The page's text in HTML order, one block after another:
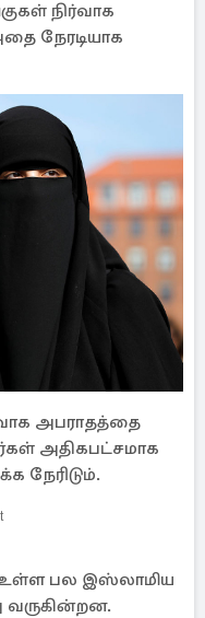
நிர்வாக
நேரடியாக
அபராதத்தை
அதிகபட்சமாக
நேரிடும்.
உள்ள பல இஸ்லாமிய
வருகின்றன.